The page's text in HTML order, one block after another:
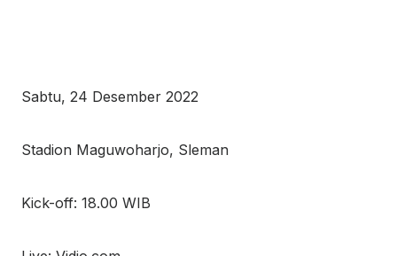
Sabtu, 24 Desember 2022
Stadion Maguwoharjo, Sleman
Kick-off: 18.00 WIB